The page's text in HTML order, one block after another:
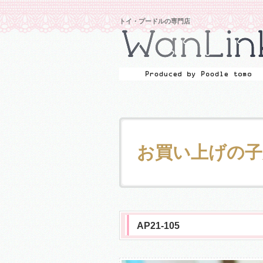
トイ・プードルの専門店
お買い上げの
AP21-105